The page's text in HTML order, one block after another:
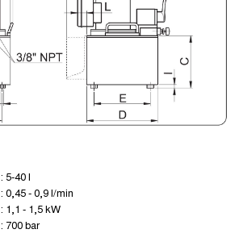
: 5-40 l
: 0,45 - 0,9 l/min
: 1,1 - 1,5 kW
: 700 bar